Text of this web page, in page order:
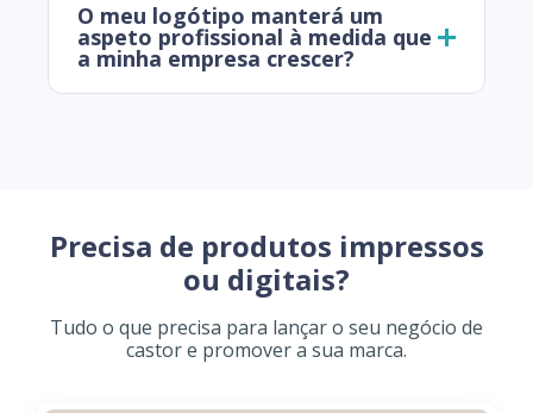
O meu logótipo manterá um
aspeto profissional à medida que
a minha empresa crescer?
Precisa de produtos impressos
ou digitais?
Tudo o que precisa para lançar o seu negócio de
castor e promover a sua marca.